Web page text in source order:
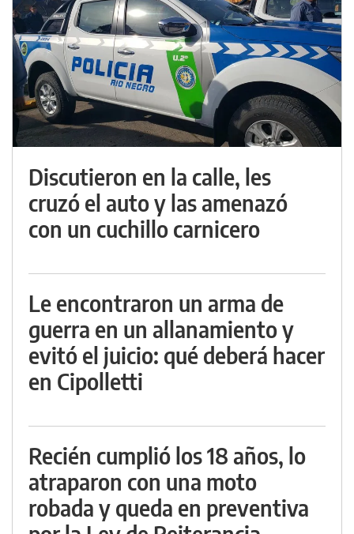
Discutieron en la calle, les
cruzó el auto y las amenazó
con un cuchillo carnicero
Le encontraron un arma de
guerra en un allanamiento y
evitó el juicio: qué deberá hacer
en Cipolletti
Recién cumplió los 18 años, lo
atraparon con una moto
robada y queda en preventiva